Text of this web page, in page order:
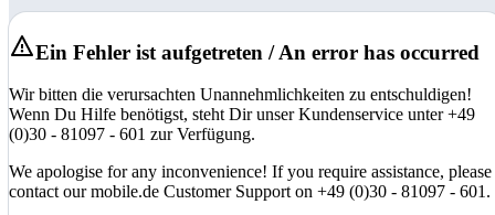
Ein Fehler ist aufgetreten / An error has occurred
Wir bitten die verursachten Unannehmlichkeiten zu entschuldigen!
Wenn Du Hilfe benötigst, steht Dir unser Kundenservice unter +49
(0)30 - 81097 - 601 zur Verfügung.
We apologise for any inconvenience! If you require assistance, please
contact our mobile.de Customer Support on +49 (0)30 - 81097 - 601.